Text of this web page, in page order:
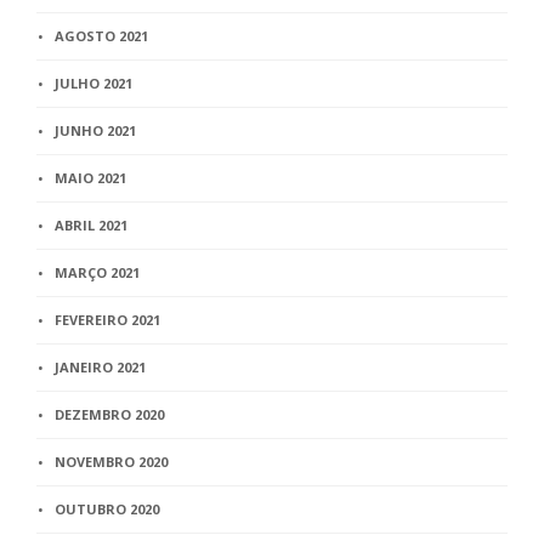
AGOSTO 2021
JULHO 2021
JUNHO 2021
MAIO 2021
ABRIL 2021
MARÇO 2021
FEVEREIRO 2021
JANEIRO 2021
DEZEMBRO 2020
NOVEMBRO 2020
OUTUBRO 2020